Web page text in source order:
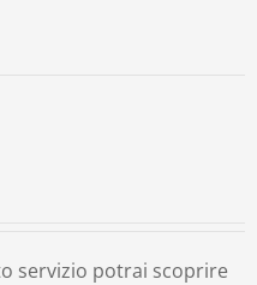
servizio potrai scoprire